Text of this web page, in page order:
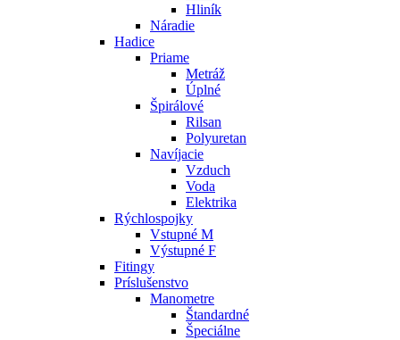
Hliník
Náradie
Hadice
Priame
Metráž
Úplné
Špirálové
Rilsan
Polyuretan
Navíjacie
Vzduch
Voda
Elektrika
Rýchlospojky
Vstupné M
Výstupné F
Fitingy
Príslušenstvo
Manometre
Štandardné
Špeciálne